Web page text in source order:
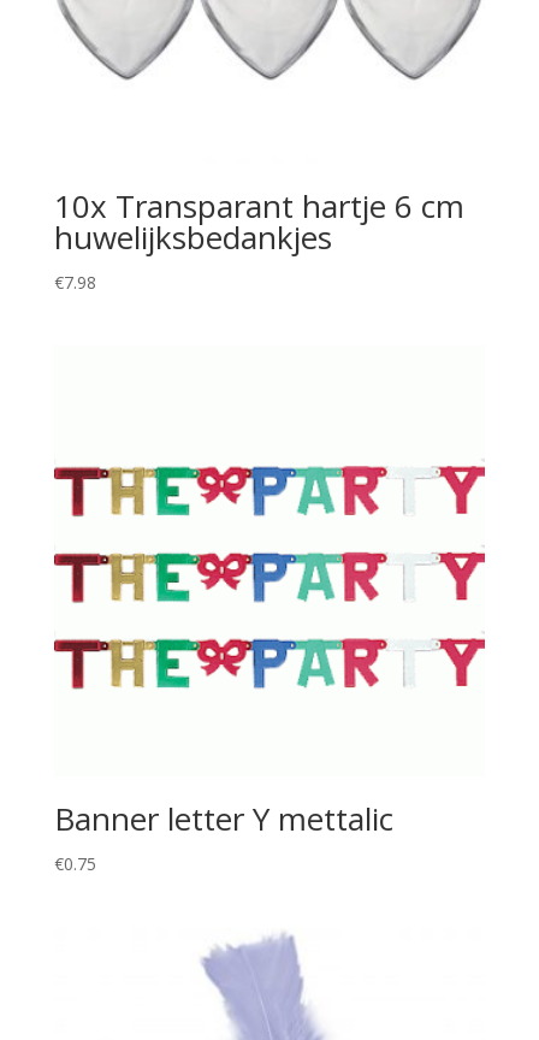
10x Transparant hartje 6 cm
huwelijksbedankjes
€7.98
Banner letter Y mettalic
€0.75